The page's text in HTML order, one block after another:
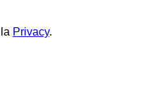
Privacy.